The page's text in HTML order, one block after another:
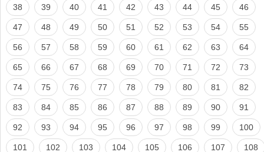
38 39 40 41 42 43 44 45 46
47 48 49 50 51 52 53 54 55
56 57 58 59 60 61 62 63 64
65 66 67 68 69 70 71 72 73
74 75 76 77 78 79 80 81 82
83 84 85 86 87 88 89 90 91
92 93 94 95 96 97 98 99 100
101 102 103 104 105 106 107 108